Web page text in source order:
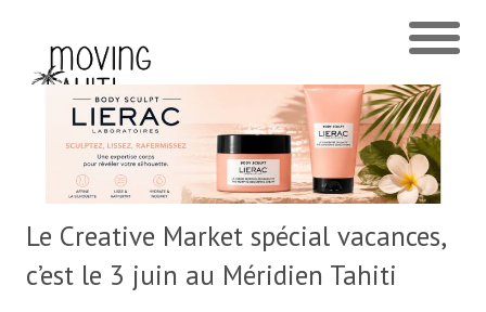
Le Creative Market spécial vacances,
c’est le 3 juin au Méridien Tahiti